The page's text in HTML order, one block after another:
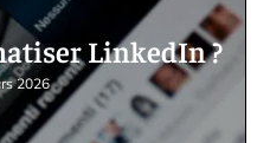
LinkedIn ?
2026